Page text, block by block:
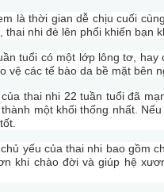
là thời gian dễ chịu cuối
thai nhi đè lên phổi khiến bạn
tuổi có một lớp lông tơ,
vệ các tế bào da bề mặt bên
thai nhi 22 tuần tuổi đã
một khối thống nhất.
yếu của thai nhi bao gồm
khi chào đời và giúp hệ